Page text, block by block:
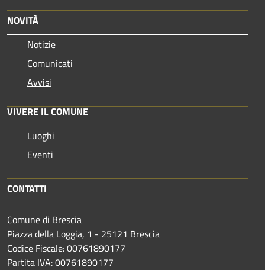
NOVITÀ
Notizie
Comunicati
Avvisi
VIVERE IL COMUNE
Luoghi
Eventi
CONTATTI
Comune di Brescia
Piazza della Loggia, 1 - 25121 Brescia
Codice Fiscale: 00761890177
Partita IVA: 00761890177